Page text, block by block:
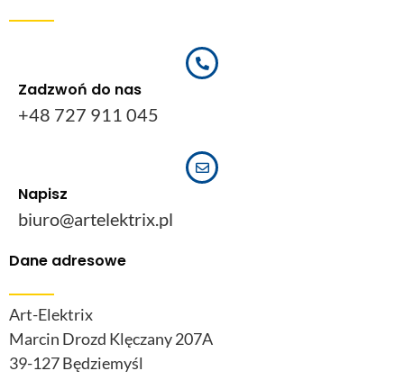
Zadzwoń do nas
+48 727 911 045
Napisz
biuro@artelektrix.pl
Dane adresowe
Art-Elektrix
Marcin Drozd Klęczany 207A
39-127 Będziemyśl